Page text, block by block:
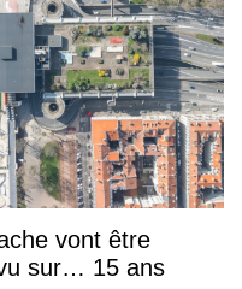
vont être
sur… 15 ans